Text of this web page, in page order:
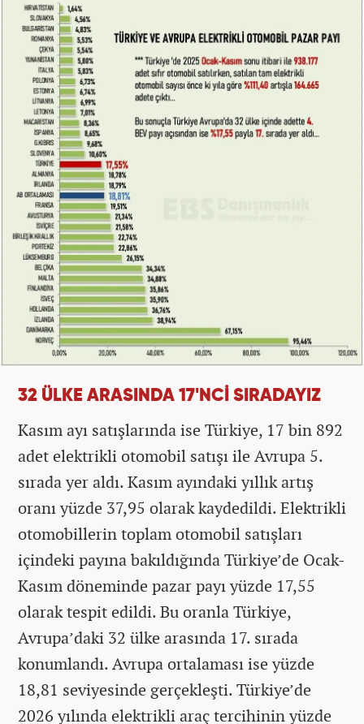
32 ÜLKE ARASINDA 17'NCİ SIRADAYIZ
Kasım ayı satışlarında ise Türkiye, 17 bin 892
adet elektrikli otomobil satışı ile Avrupa 5.
sırada yer aldı. Kasım ayındaki yıllık artış
oranı yüzde 37,95 olarak kaydedildi. Elektrikli
otomobillerin toplam otomobil satışları
içindeki payına bakıldığında Türkiye’de Ocak-
Kasım döneminde pazar payı yüzde 17,55
olarak tespit edildi. Bu oranla Türkiye,
Avrupa’daki 32 ülke arasında 17. sırada
konumlandı. Avrupa ortalaması ise yüzde
18,81 seviyesinde gerçekleşti. Türkiye’de
2026 yılında elektrikli araç tercihinin yüzde